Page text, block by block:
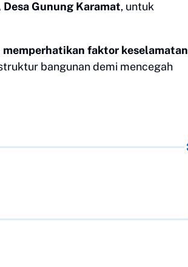
Gunung Karamat, untuk
memperhatikan faktor keselamatan
bangunan demi mencegah